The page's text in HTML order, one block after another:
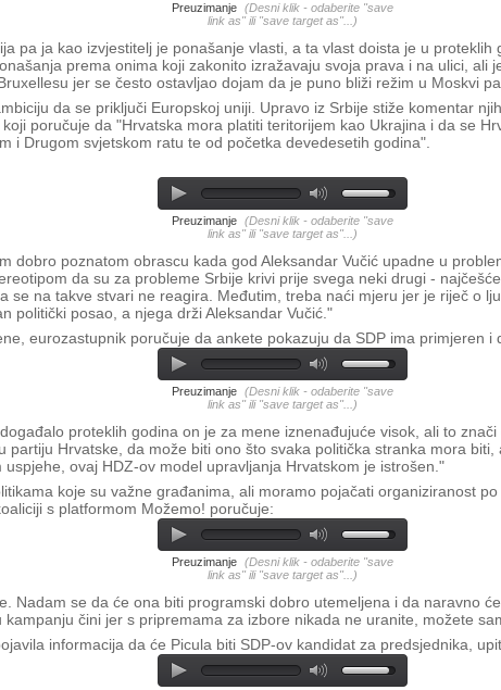
Preuzimanje (Desni klik - odaberite "save
link as" ili "save target as"...)
pa ja kao izvjestitelj je ponašanje vlasti, a ta vlast doista je u
prema onima koji zakonito izražavaju svoja prava i na ulici, ali
jer se često ostavljao dojam da je puno bliži režim u Moskvi
da se priključi Europskoj uniji. Upravo iz Srbije stiže komentar
poručuje da "Hrvatska mora platiti teritorijem kao Ukrajina i da se
i Drugom svjetskom ratu te od početka devedesetih godina".
Preuzimanje (Desni klik - odaberite "save
link as" ili "save target as"...)
dobro poznatom obrascu kada god Aleksandar Vučić upadne u
da su za probleme Srbije krivi prije svega neki drugi -
se na takve stvari ne reagira. Međutim, treba naći mjeru jer je riječ o
politički posao, a njega drži Aleksandar Vučić."
eurozastupnik poručuje da ankete pokazuju da SDP ima primjeren i
Preuzimanje (Desni klik - odaberite "save
link as" ili "save target as"...)
proteklih godina on je za mene iznenađujuće visok, ali to
partiju Hrvatske, da može biti ono što svaka politička stranka mora
ovaj HDZ-ov model upravljanja Hrvatskom je istrošen."
koje su važne građanima, ali moramo pojačati organiziranost
s platformom Možemo! poručuje:
Preuzimanje (Desni klik - odaberite "save
link as" ili "save target as"...)
Nadam se da će ona biti programski dobro utemeljena i da naravno
čini jer s pripremama za izbore nikada ne uranite, možete
informacija da će Picula biti SDP-ov kandidat za predsjednika,